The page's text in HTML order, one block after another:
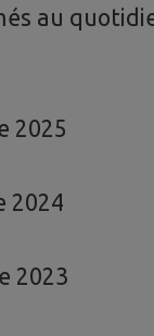
au
2025
2024
2023